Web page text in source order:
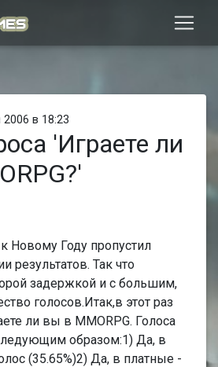
в 18:23
'Играете ли
Новому Году пропустил
результатов. Так что
задержкой и с большим,
голосов.Итак,в этот раз
ли вы в MMORPG. Голоса
образом:1) Да, в
(35.65%)2) Да, в платные -